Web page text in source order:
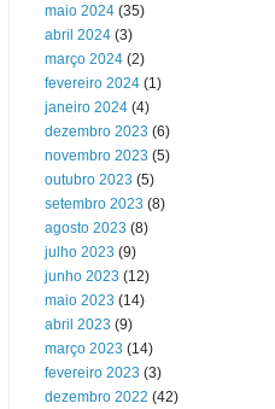
maio 2024 (35)
abril 2024 (3)
março 2024 (2)
fevereiro 2024 (1)
janeiro 2024 (4)
dezembro 2023 (6)
novembro 2023 (5)
outubro 2023 (5)
setembro 2023 (8)
agosto 2023 (8)
julho 2023 (9)
junho 2023 (12)
maio 2023 (14)
abril 2023 (9)
março 2023 (14)
fevereiro 2023 (3)
dezembro 2022 (42)